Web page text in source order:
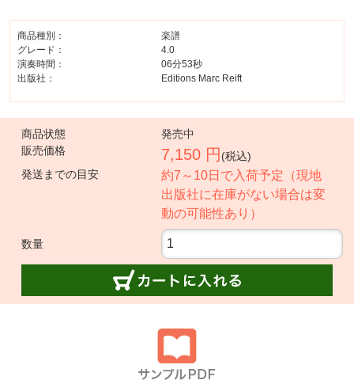
商品種別：
楽譜
グレード：
4.0
演奏時間：
06分53秒
出版社：
Editions Marc Reift
商品状態
発売中
販売価格
7,150 円 (税込)
発送までの目安
約7～10日で入荷予定（現地
出版社に在庫がない場合は変
動の可能性あり）
数量